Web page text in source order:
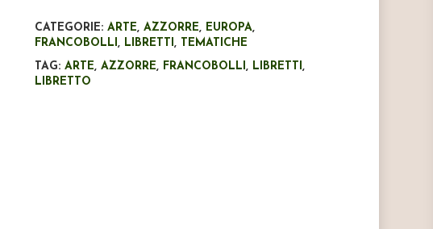
CATEGORIE:ARTE,AZZORRE, EUROPA,
FRANCOBOLLI, LIBRETTI, TEMATICHE
TAG:ARTE,AZZORRE, FRANCOBOLLI, LIBRETTI,
LIBRETTO